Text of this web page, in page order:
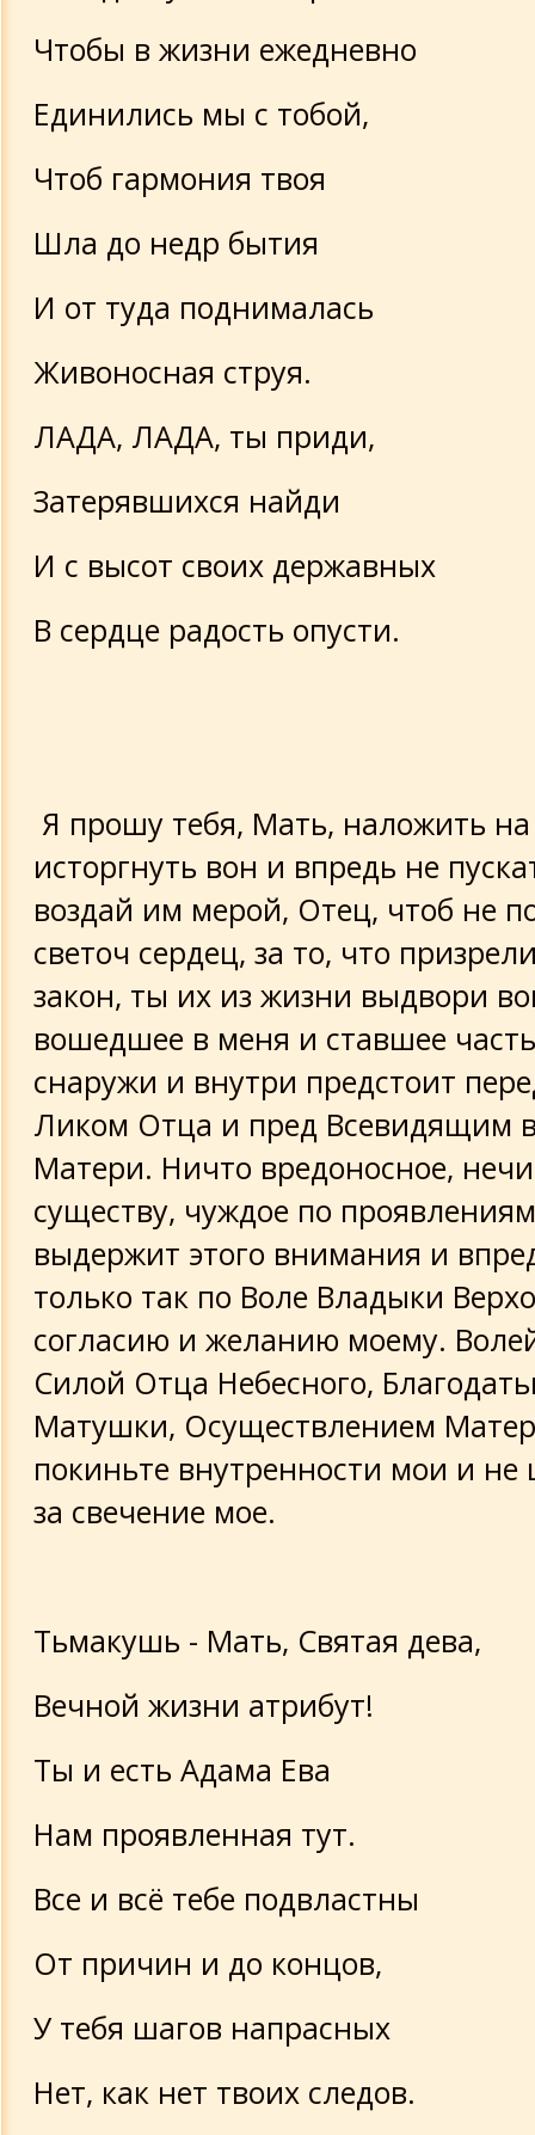
Чтобы в жизни ежедневно
Единились мы с тобой,
Чтоб гармония твоя
Шла до недр бытия
И от туда поднималась
Живоносная струя.
ЛАДА, ЛАДА, ты приди,
Затерявшихся найди
И с высот своих державных
В сердце радость опусти.
Я прошу тебя, Мать, наложить
исторгнуть вон и впредь не
воздай им мерой, Отец, чтоб не
светоч сердец, за то, что
закон, ты их из жизни выдвори
вошедшее в меня и ставшее
снаружи и внутри предстоит
Ликом Отца и пред Всевидящим
Матери. Ничто вредоносное,
существу, чуждое по
выдержит этого внимания и
только так по Воле Владыки
согласию и желанию моему.
Силой Отца Небесного,
Матушки, Осуществлением
покиньте внутренности мои и не
за свечение мое.
Тьмакушь - Мать, Святая дева,
Вечной жизни атрибут!
Ты и есть Адама Ева
Нам проявленная тут.
Все и всё тебе подвластны
От причин и до концов,
У тебя шагов напрасных
Нет, как нет твоих следов.